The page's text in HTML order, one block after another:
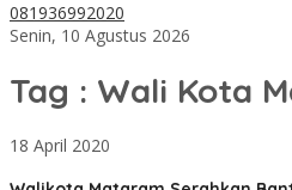
081936992020
Senin, 10 Agustus 2026
Tag : Wali Kota
18 April 2020